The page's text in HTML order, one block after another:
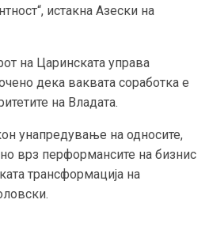
истакна Азески на
на Царинската управа
дека ваквата соработка е
на Владата.
унапредување на односите,
врз перформансите на бизнис
трансформација на